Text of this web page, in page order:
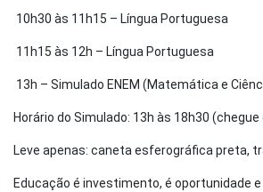
10h30 às 11h15 – Língua Portuguesa
11h15 às 12h – Língua Portuguesa
13h – Simulado ENEM (Matemática e
Horário do Simulado: 13h às 18h30
Leve apenas: caneta esferográfica preta,
Educação é investimento, é oportunidade